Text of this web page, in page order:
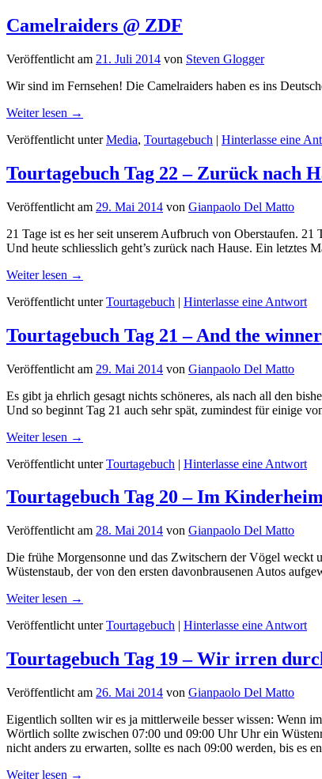
Camelraiders @ ZDF
Veröffentlicht am 21. Juli 2014 von Steven Glogger
Wir sind im Fernsehen! Die Camelraiders haben es ins
Weiter lesen →
Veröffentlicht unterMedia, Tourtagebuch | Hinterlasse eine
Tourtagebuch Tag 22 – Zurück nach
Veröffentlicht am 29. Mai 2014 von Gianpaolo Del Matto
21 Tage ist es her seit unserem Aufbruch von Oberstaufen.
Und heute schliesslich geht’s zurück nach Hause. Ein letztes
Weiter lesen →
Veröffentlicht unterTourtagebuch | Hinterlasse eine Antwort
Tourtagebuch Tag 21 – And the
Veröffentlicht am 29. Mai 2014 von Gianpaolo Del Matto
Es gibt ja ehrlich gesagt nichts schöneres, als nach all den
Und so beginnt Tag 21 auch sehr spät, zumindest für einige
Weiter lesen →
Veröffentlicht unterTourtagebuch | Hinterlasse eine Antwort
Tourtagebuch Tag 20 – Im
Veröffentlicht am 28. Mai 2014 von Gianpaolo Del Matto
Die frühe Morgensonne und das Zwitschern der Vögel weckt
Wüstenstaub, der von den ersten davonbrausenen Autos
Weiter lesen →
Veröffentlicht unterTourtagebuch | Hinterlasse eine Antwort
Tourtagebuch Tag 19 – Wir irren
Veröffentlicht am 26. Mai 2014 von Gianpaolo Del Matto
Eigentlich sollten wir es ja mittlerweile besser wissen: Wenn
Wörtlich sollte zwischen 07:00 und 09:00 Uhr Uhr ein
nicht anders zu erwarten, sollte es nach 09:00 werden, bis es
Weiter lesen →